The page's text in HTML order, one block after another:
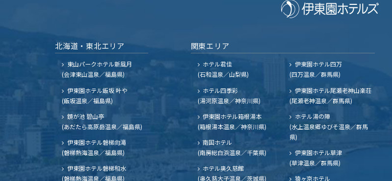
北海道・東北エリア
東山パークホテル新風月
(会津東山温泉／福島県)
伊東園ホテル飯坂 叶や
(飯坂温泉／福島県)
鏡が池 碧山亭
(あだたら高原岳温泉／福島県)
伊東園ホテル磐梯向滝
(磐梯熱海温泉／福島県)
伊東園ホテル磐梯和水
(磐梯熱海温泉／福島県)
関東エリア
ホテル君佳
(石和温泉／山梨県)
ホテル四季彩
(湯河原温泉／神奈川県)
伊東園ホテル箱根湯本
(箱根湯本温泉／神奈川県)
南国ホテル
(南房総白浜温泉／千葉県)
ホテル奥久慈館
(奥久慈大子温泉／茨城県)
伊東園ホテル四万
(四万温泉／群馬県)
伊東園ホテル尾瀬老神山楽荘
(尾瀬老神温泉／群馬県)
ホテル湯の陣
(水上温泉郷ゆびそ温泉／群馬
県)
伊東園ホテル草津
(草津温泉／群馬県)
猿ヶ京ホテル